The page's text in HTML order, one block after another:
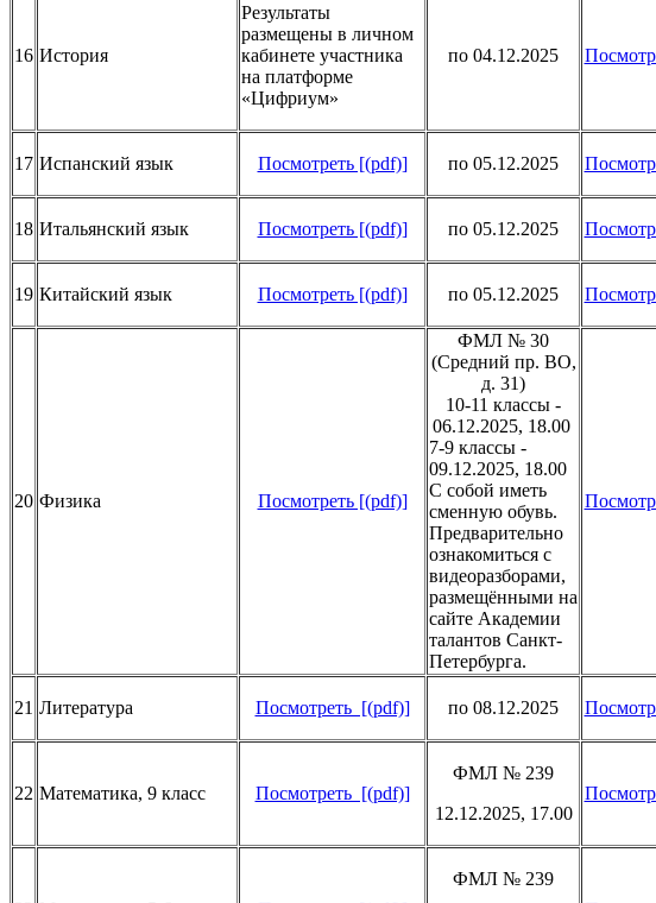
16 История
Результаты
размещены в личном
кабинете участника
на платформе
«Цифриум»
по 04.12.2025
17 Испанский язык Посмотреть [(pdf)] по 05.12.2025
18 Итальянский язык Посмотреть [(pdf)] по 05.12.2025
19 Китайский язык Посмотреть [(pdf)] по 05.12.2025
20 Физика Посмотреть [(pdf)]
ФМЛ № 30
(Средний пр. ВО,
д. 31)
10-11 классы -
06.12.2025, 18.00
7-9 классы -
09.12.2025, 18.00
С собой иметь
сменную обувь.
Предварительно
ознакомиться с
видеоразборами,
размещёнными на
сайте Академии
талантов Санкт-
Петербурга.
21 Литература Посмотреть [(pdf)] по 08.12.2025
22 Математика, 9 класс Посмотреть [(pdf)]
ФМЛ № 239
12.12.2025, 17.00
ФМЛ № 239